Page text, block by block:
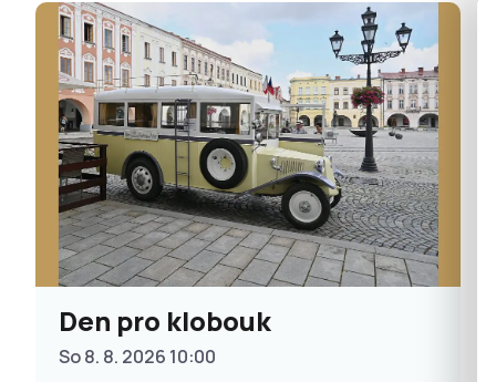
Den pro klobouk
So 8. 8. 2026 10:00